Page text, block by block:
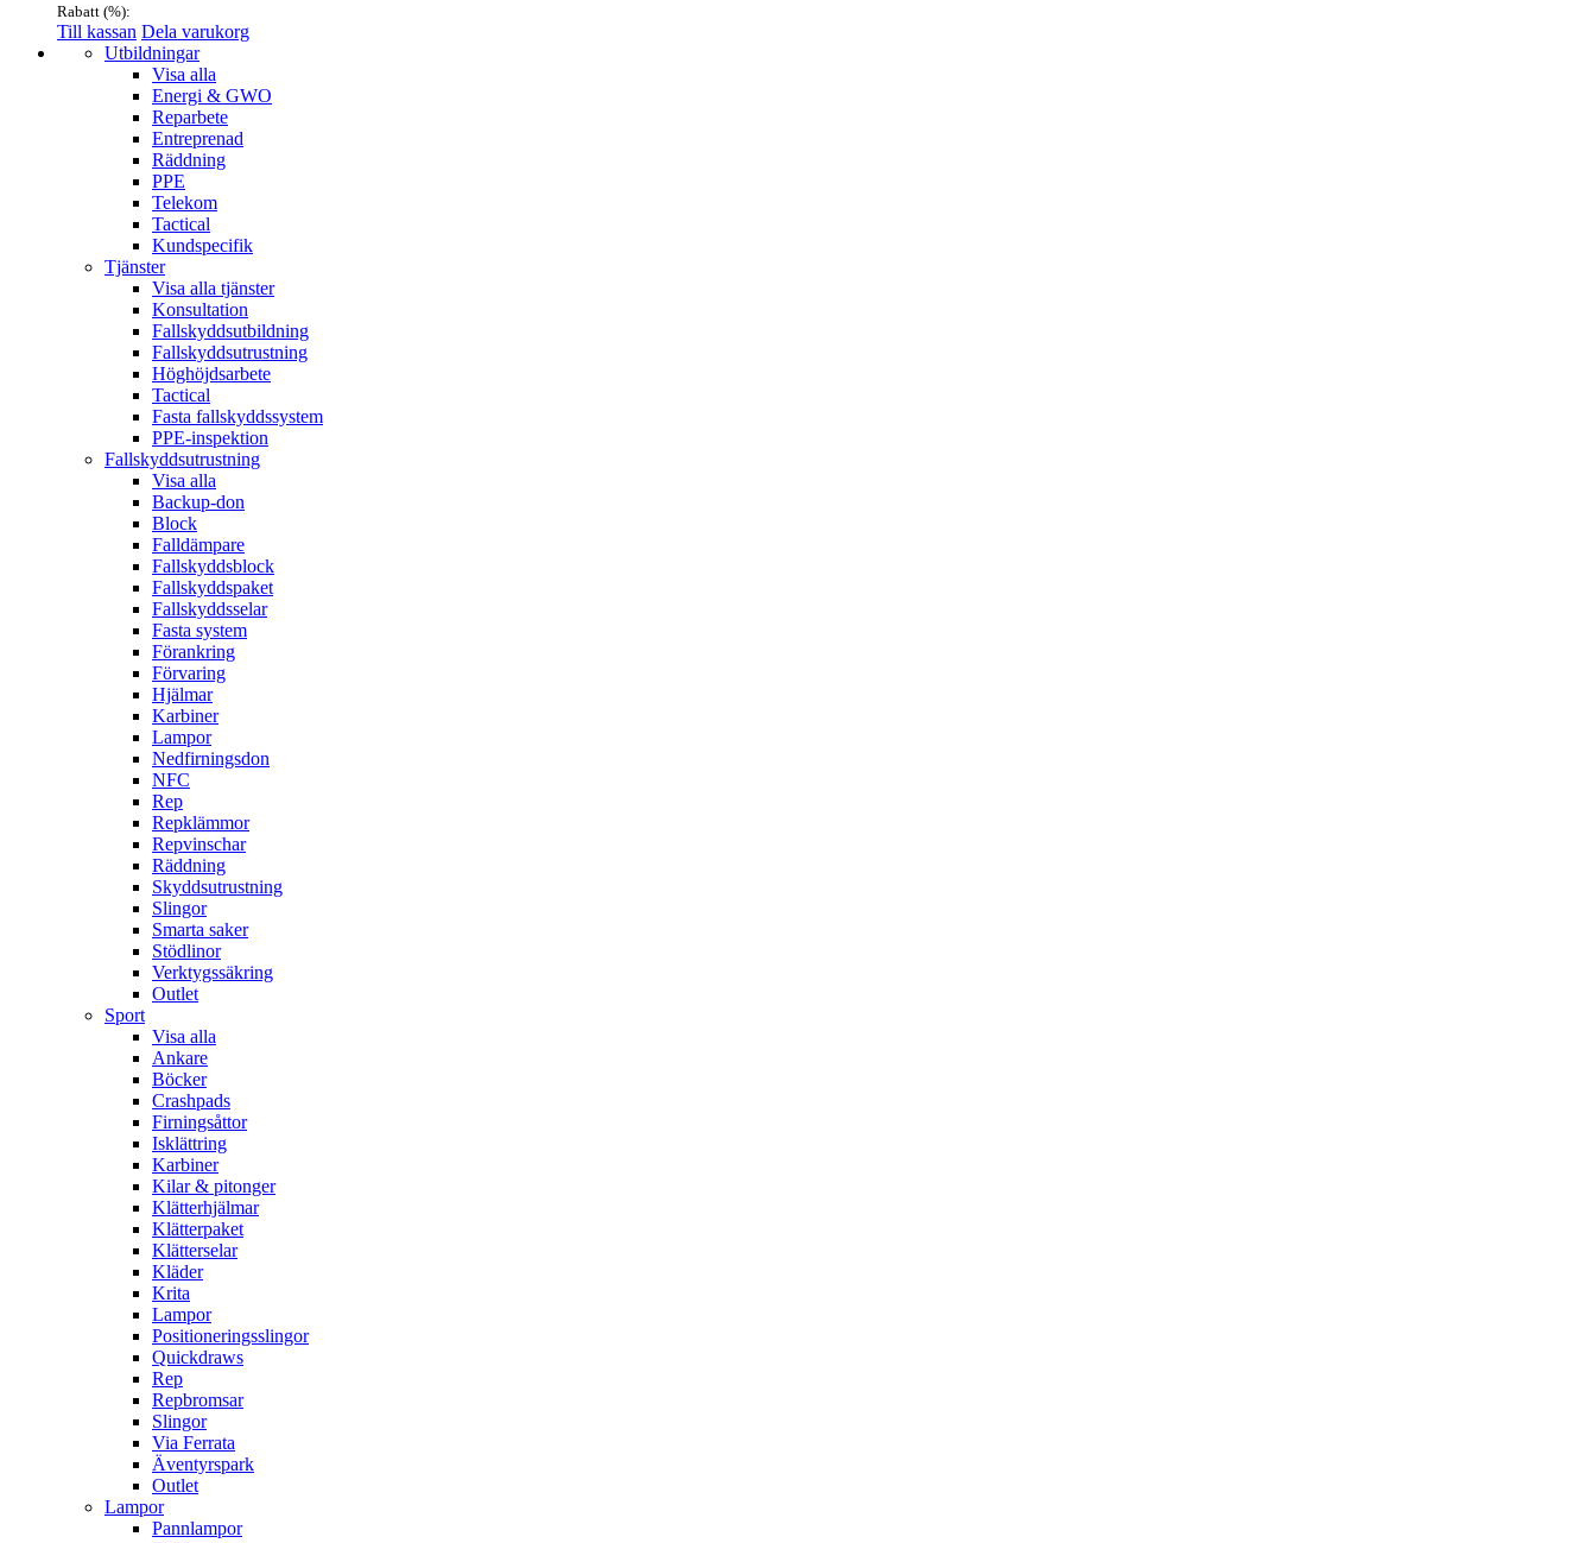
Rabatt (%):
Till kassan Dela varukorg
Menu Utbildningar
Visa alla
Energi & GWO
Reparbete
Entreprenad
Räddning
PPE
Telekom
Tactical
Kundspecifik
Tjänster
Visa alla tjänster
Konsultation
Fallskyddsutbildning
Fallskyddsutrustning
Höghöjdsarbete
Tactical
Fasta fallskyddssystem
PPE-inspektion
Fallskyddsutrustning
Visa alla
Backup-don
Block
Falldämpare
Fallskyddsblock
Fallskyddspaket
Fallskyddsselar
Fasta system
Förankring
Förvaring
Hjälmar
Karbiner
Lampor
Nedfirningsdon
NFC
Rep
Repklämmor
Repvinschar
Räddning
Skyddsutrustning
Slingor
Smarta saker
Stödlinor
Verktygssäkring
Outlet
Sport
Visa alla
Ankare
Böcker
Crashpads
Firningsåttor
Isklättring
Karbiner
Kilar & pitonger
Klätterhjälmar
Klätterpaket
Klätterselar
Kläder
Krita
Lampor
Positioneringsslingor
Quickdraws
Rep
Repbromsar
Slingor
Via Ferrata
Äventyrspark
Outlet
Lampor
Pannlampor